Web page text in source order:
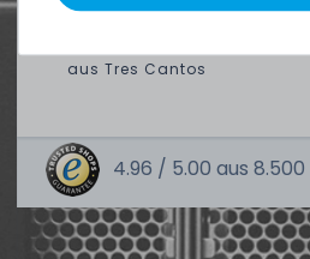
aus Tres Cantos
4.96 / 5.00 aus 8.500